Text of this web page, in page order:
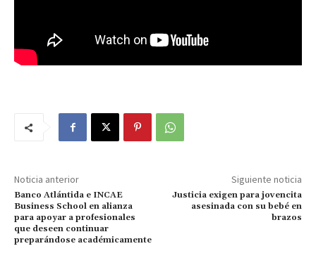
Noticia anterior
Banco Atlántida e INCAE
Business School en alianza
para apoyar a profesionales
que deseen continuar
preparándose académicamente
Siguiente noticia
Justicia exigen para jovencita
asesinada con su bebé en
brazos